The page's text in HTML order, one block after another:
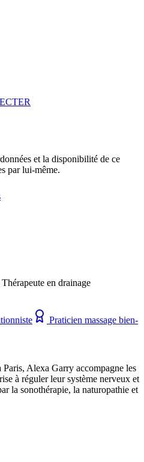
et la disponibilité de ce
par lui-même.
en drainage
Praticien massage bien-
Paris, Alexa Garry accompagne les
à réguler leur système nerveux et
la sonothérapie, la naturopathie et